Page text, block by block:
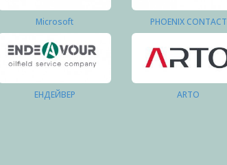
Microsoft PHOENIX CONTACT
ЕНДЕЙВЕР ARTO